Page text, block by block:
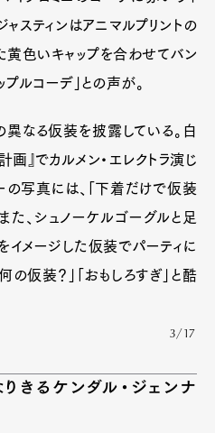
ャスティンはアニマルプリントの
色いキャップを合わせてバン
ルコーデ」との声が。
なる仮装を披露している。白
』でカルメン・エレクトラ演じ
の写真には、「下着だけで仮装
た、シュノーケルゴーグルと足
イメージした仮装でパーティに
の仮装？」「おもしろすぎ」と酷
3/17
きるケンダル・ジェンナ